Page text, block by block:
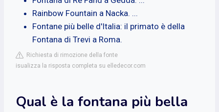
Rainbow Fountain a Nacka. ...
Fontane più belle d'Italia: il primato è della
Fontana di Trevi a Roma.
Richiesta di rimozione della fonte
isualizza la risposta completa su elledecor.com
Qual è la fontana più bella